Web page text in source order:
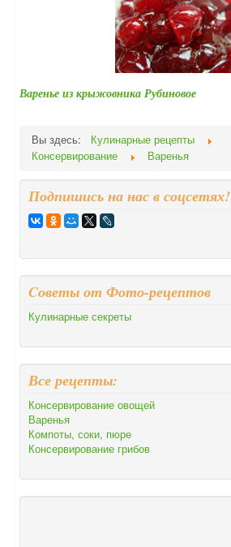
Варенье из крыжовника Рубиновое
Вы здесь:
Кулинарные рецепты
Консервирование
Варенья
Подпишись на нас в соцсетях!
Cоветы от Фото-рецептов
Кулинарные секреты
Все рецепты:
Консервирование овощей
Варенья
Компоты, соки, пюре
Консервирование грибов